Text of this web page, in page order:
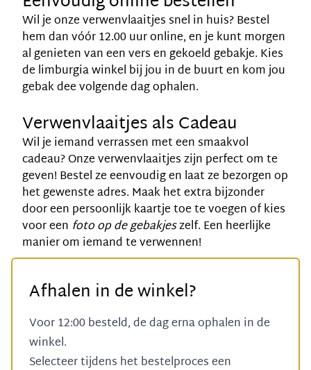
Wil je onze verwenvlaaitjes snel in huis? Bestel
hem dan vóór 12.00 uur online, en je kunt morgen
al genieten van een vers en gekoeld gebakje. Kies
de limburgia winkel bij jou in de buurt en kom jou
gebak dee volgende dag ophalen.
Verwenvlaaitjes als Cadeau
Wil je iemand verrassen met een smaakvol
cadeau? Onze verwenvlaaitjes zijn perfect om te
geven! Bestel ze eenvoudig en laat ze bezorgen op
het gewenste adres. Maak het extra bijzonder
door een persoonlijk kaartjetoe te voegen of kies
voor een foto op de gebakjeszelf. Een heerlijke
manier om iemand te verwennen!
Afhalen in de winkel?
Voor 12:00 besteld, de dag erna ophalen in de
winkel.
Selecteer tijdens het bestelproces een